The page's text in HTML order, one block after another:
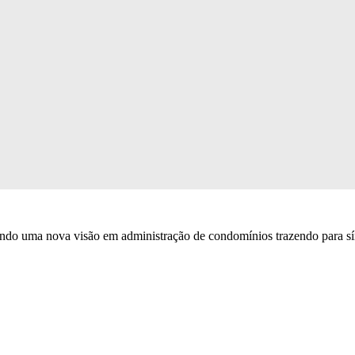
nova visão em administração de condomínios trazendo para